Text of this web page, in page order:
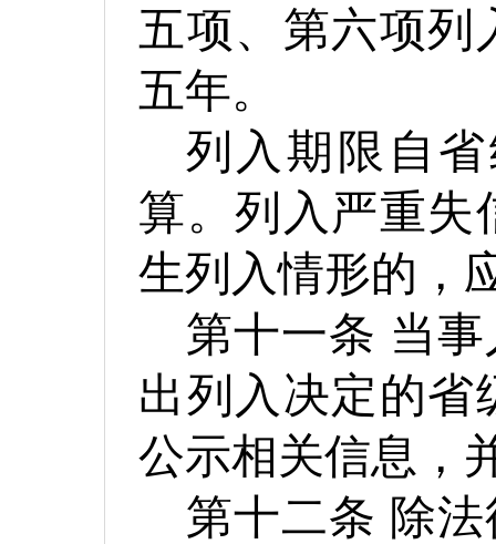
五项、第六项列
五年。
列入期限自
算。列入严重失
生列入情形的，
第十一条 当
出列入决定的省
公示相关信息，
第十二条 除